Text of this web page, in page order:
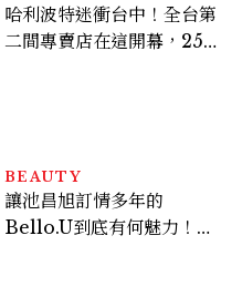
哈利波特迷衝台中！全台第
二間專賣店在這開幕，25週
BEAUTY
讓池昌旭訂情多年的
Bello.U到底有何魅力！揭